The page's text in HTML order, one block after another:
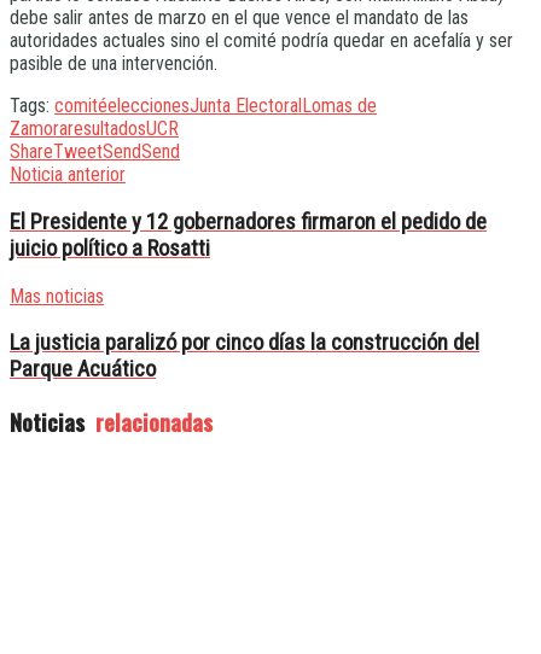
debe salir antes de marzo en el que vence el mandato de las
autoridades actuales sino el comité podría quedar en acefalía y ser
pasible de una intervención.
Tags: comitéeleccionesJunta Electoral Lomas de
ZamoraresultadosUCR
ShareTweetSendSend
Noticia anterior
El Presidente y 12 gobernadores firmaron el pedido de
juicio político a Rosatti
Mas noticias
La justicia paralizó por cinco días la construcción del
Parque Acuático
Noticias relacionadas